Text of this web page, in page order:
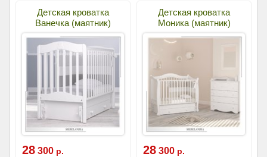
Детская кроватка
Ванечка (маятник)
28 300 р.
Детская кроватка
Моника (маятник)
28 300 р.